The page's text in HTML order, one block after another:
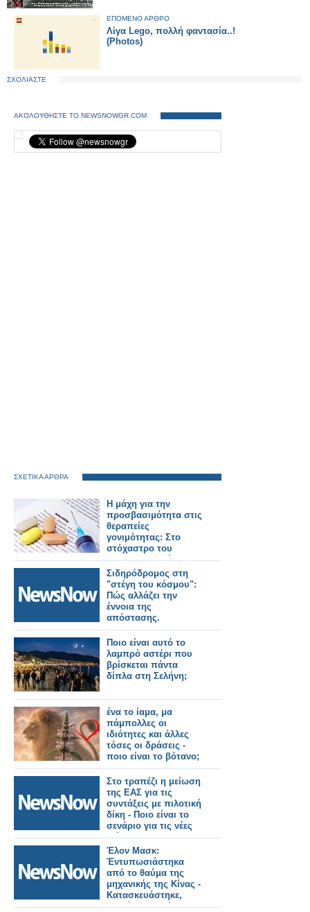
ΕΠΟΜΕΝΟ ΑΡΘΡΟ
Λίγα Lego, πολλή φαντασία..!
(Photos)
ΣΧΟΛΙΑΣΤΕ
ΑΚΟΛΟΥΘΗΣΤΕ ΤΟ NEWSNOWGR.COM
ΣΧΕΤΙΚΑ ΑΡΘΡΑ
Η μάχη για την
προσβασιμότητα στις
θεραπείες
γονιμότητας: Στο
στόχαστρο του
φαρμακευτικού
κόσμου οι πρακτικές
της εταιρείας Merck
Σιδηρόδρομος στη
"στέγη του κόσμου":
Πώς αλλάζει την
έννοια της
απόστασης.
Ποιο είναι αυτό το
λαμπρό αστέρι που
βρίσκεται πάντα
δίπλα στη Σελήνη;
ένα το ίαμα, μα
πάμπολλες οι
ιδιότητες και άλλες
τόσες οι δράσεις -
ποιο είναι το βότανο;
Στο τραπέζι η μείωση
της ΕΑΣ για τις
συντάξεις με πιλοτική
δίκη - Ποιο είναι το
σενάριο για τις νέες
κλίμακες.
Έλον Μασκ:
Έντυπωσιάστηκα
από το θαύμα της
μηχανικής της Κίνας -
Κατασκευάστηκε,
κοντά στο Πεκίνο, σε